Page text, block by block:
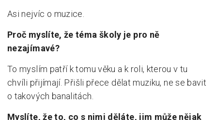
Asi nejvíc o muzice.
Proč myslíte, že téma školy je pro ně
nezajímavé?
To myslím patří k tomu věku a k roli, kterou v tu
chvíli přijímají. Přišli přece dělat muziku, ne se bavit
o takových banalitách.
Myslíte, že to, co s nimi děláte, jim může nějak